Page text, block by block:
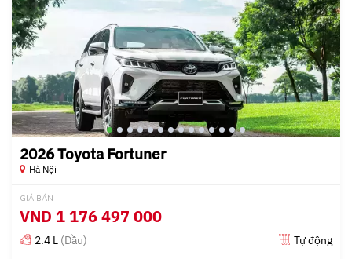
2026 Toyota Fortuner
Hà Nội
GIÁ BÁN
VND 1 176 497 000
2.4 L (Dầu) Tự động